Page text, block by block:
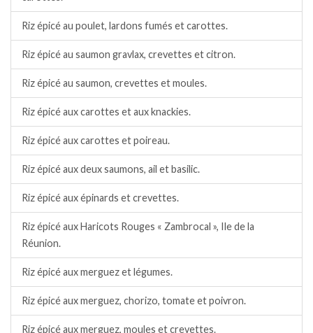
Riz épicé au poulet, lardons fumés et carottes.
Riz épicé au saumon gravlax, crevettes et citron.
Riz épicé au saumon, crevettes et moules.
Riz épicé aux carottes et aux knackies.
Riz épicé aux carottes et poireau.
Riz épicé aux deux saumons, ail et basilic.
Riz épicé aux épinards et crevettes.
Riz épicé aux Haricots Rouges « Zambrocal », Ile de la
Réunion.
Riz épicé aux merguez et légumes.
Riz épicé aux merguez, chorizo, tomate et poivron.
Riz épicé aux merguez, moules et crevettes.